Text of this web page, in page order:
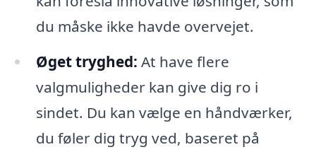
du måske ikke havde overvejet.
Øget tryghed: At have flere
valgmuligheder kan give dig ro i
sindet. Du kan vælge en håndværker,
du føler dig tryg ved, baseret på